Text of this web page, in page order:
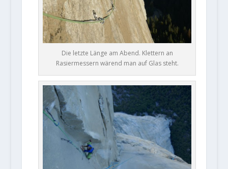
Die letzte Länge am Abend. Klettern an
Rasiermessern wärend man auf Glas steht.